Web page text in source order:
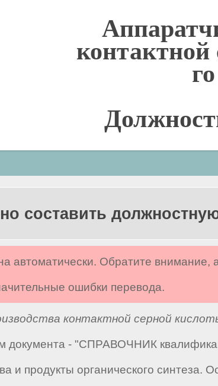
составить
автоматически. Обратите внимание,
ошибки перевода.
контактной серной
документа - "СПРАВОЧНИК
и продукты органического синтеза.